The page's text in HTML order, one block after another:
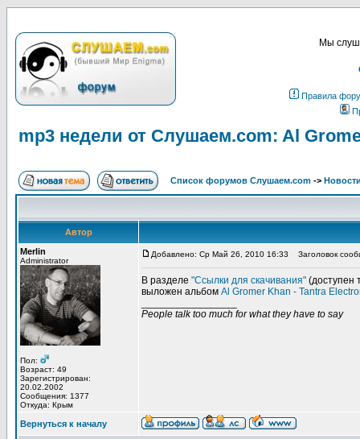
Мы
Правила
mp3 недели от Слушаем.com: Al
Список форумов Слушаем.com ->
Автор
Merlin
Administrator
Пол:
Возраст: 49
Зарегистрирован:
20.02.2002
Сообщения: 1377
Откуда: Крым
Добавлено: Ср Май 26, 2010 16:33 Заголовок
В разделе "Ссылки для скачивания" (доступен
выложен альбом Al Gromer Khan - Tantra
People talk too much for what they have to say
Вернуться к началу